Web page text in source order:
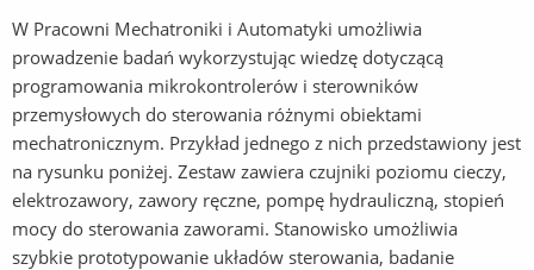
W Pracowni Mechatroniki i Automatyki umożliwia
prowadzenie badań wykorzystując wiedzę dotyczącą
programowania mikrokontrolerów i sterowników
przemysłowych do sterowania różnymi obiektami
mechatronicznym. Przykład jednego z nich przedstawiony jest
na rysunku poniżej. Zestaw zawiera czujniki poziomu cieczy,
elektrozawory, zawory ręczne, pompę hydrauliczną, stopień
mocy do sterowania zaworami. Stanowisko umożliwia
szybkie prototypowanie układów sterowania, badanie